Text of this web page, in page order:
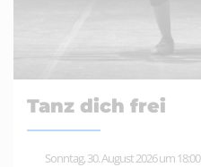
Tanz dich frei
Sonntag, 30. August 2026 um 18:00